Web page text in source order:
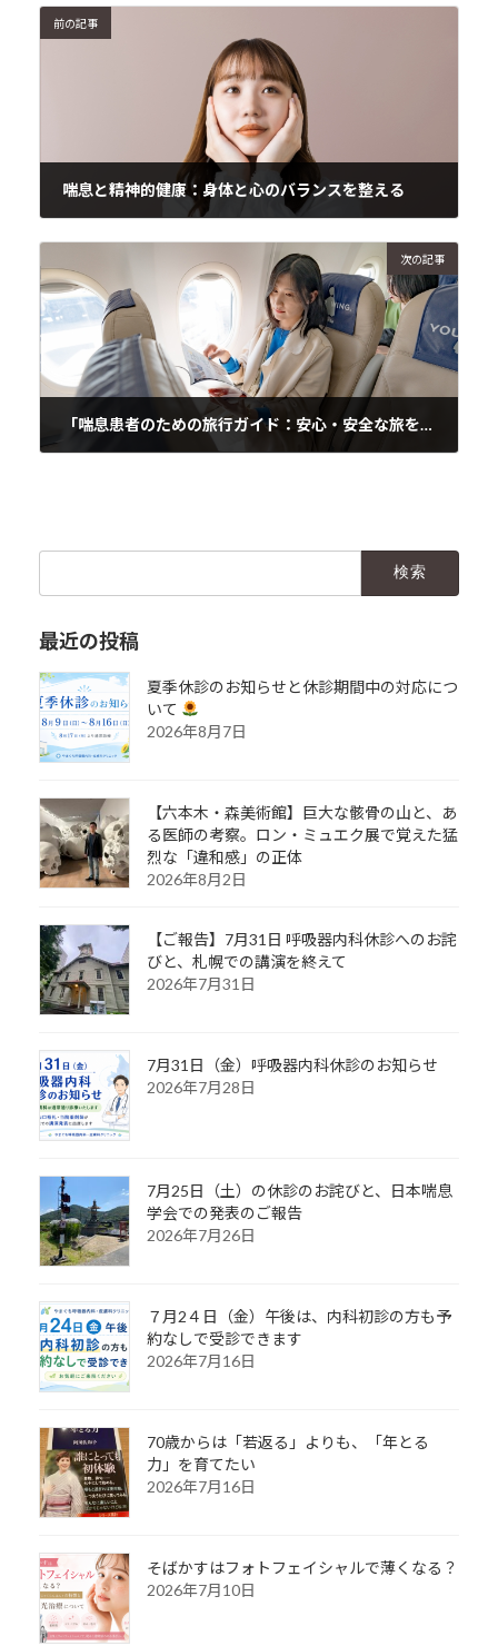
前の記事
喘息と精神的健康：身体と心のバランスを整える
次の記事
「喘息患者のための旅行ガイド：安心・安全な旅を計画する」
最近の投稿
夏季休診のお知らせと休診期間中の対応につ
いて
2026年8月7日
【六本木・森美術館】巨大な骸骨の山と、あ
る医師の考察。ロン・ミュエク展で覚えた猛
烈な「違和感」の正体
2026年8月2日
【ご報告】7月31日 呼吸器内科休診へのお詫
びと、札幌での講演を終えて
2026年7月31日
7月31日（金）呼吸器内科休診のお知らせ
2026年7月28日
7月25日（土）の休診のお詫びと、日本喘息
学会での発表のご報告
2026年7月26日
７月2４日（金）午後は、内科初診の方も予
約なしで受診できます
2026年7月16日
70歳からは「若返る」よりも、「年とる
力」を育てたい
2026年7月16日
そばかすはフォトフェイシャルで薄くなる？
2026年7月10日